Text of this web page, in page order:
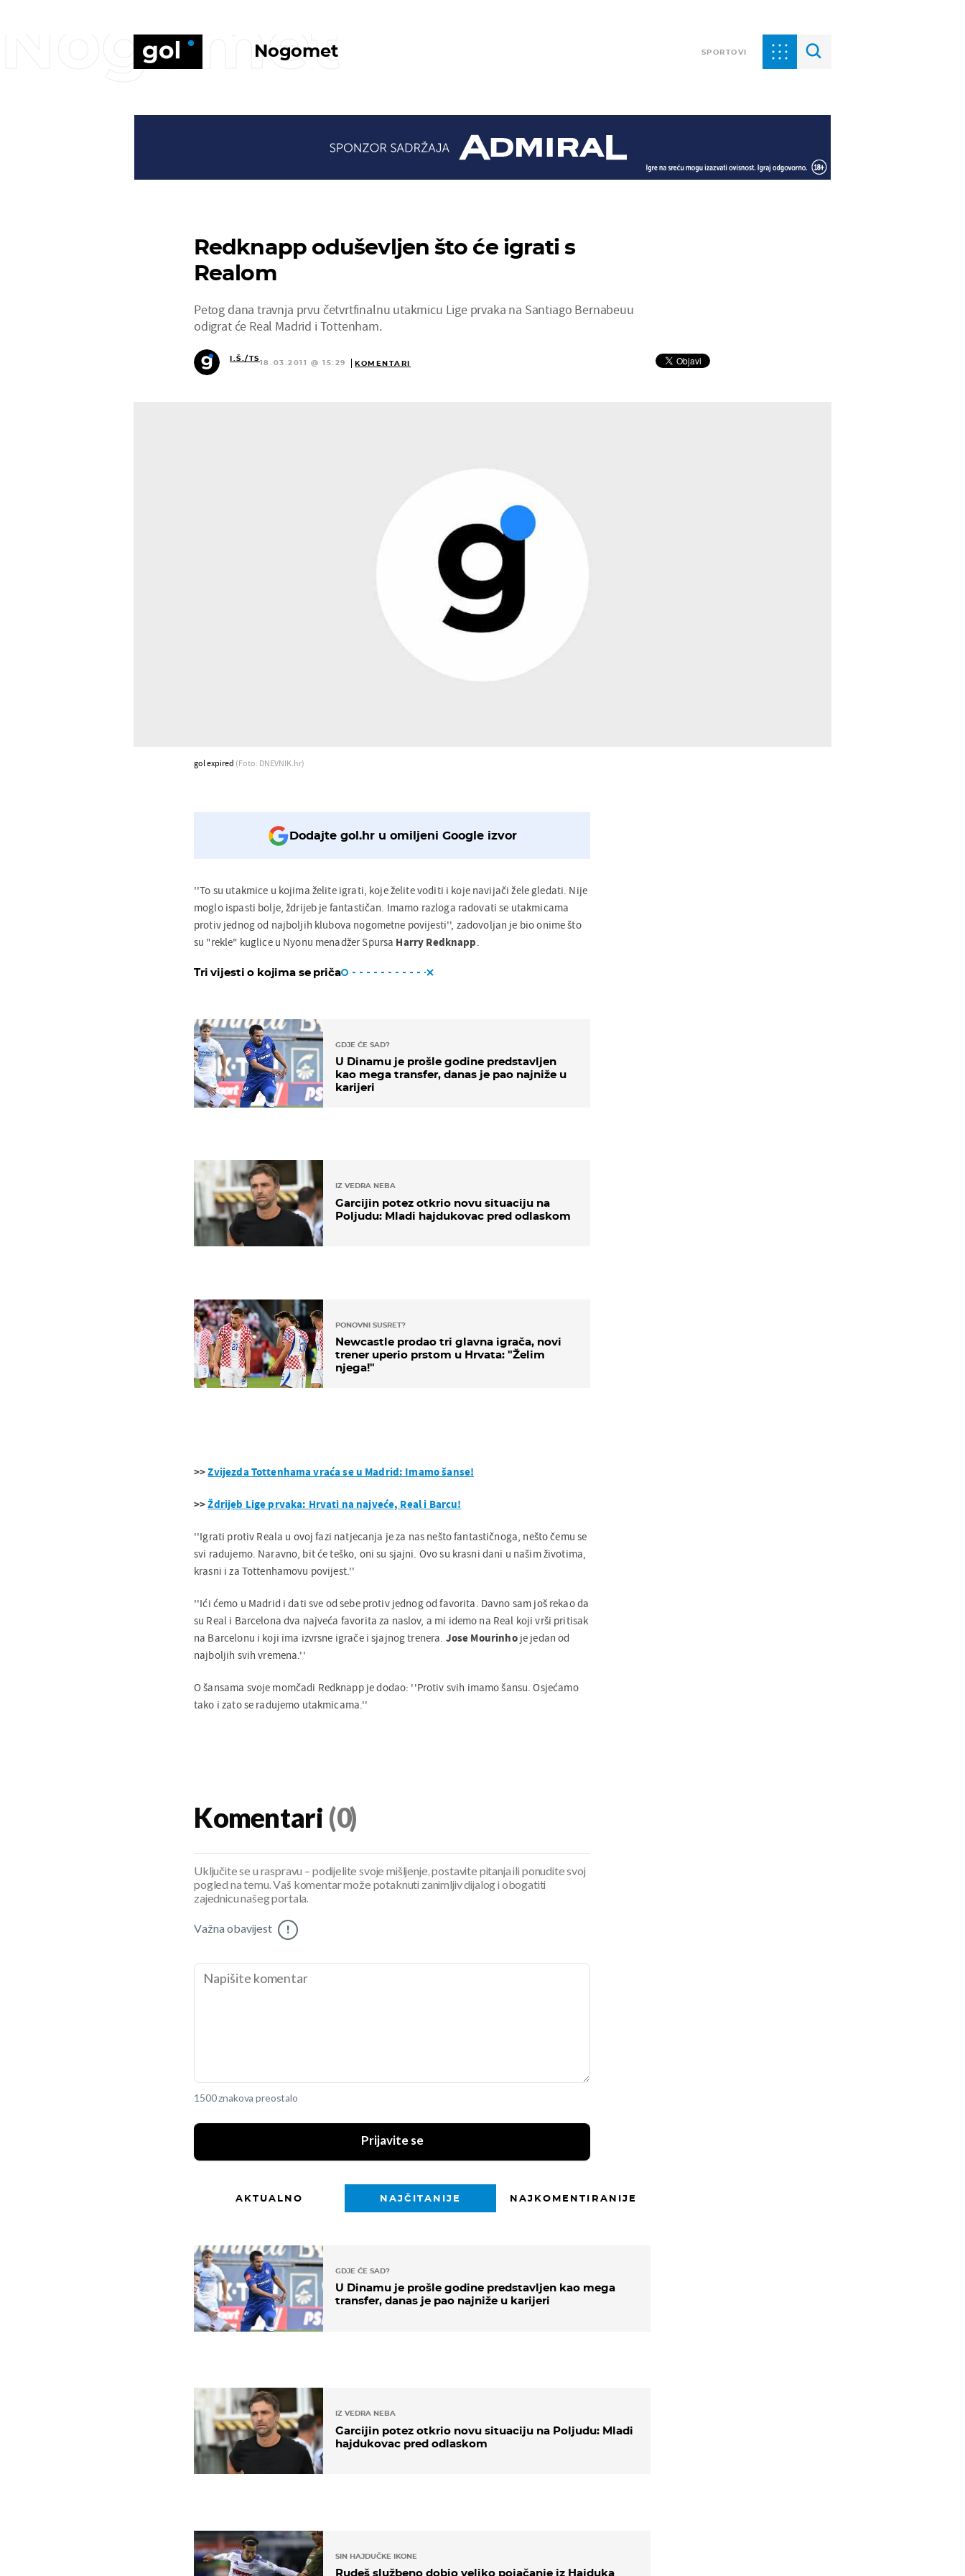
Nogomet SPORTOVI
Nogomet
Redknapp oduševljen što će igrati s
Realom
Petog dana travnja prvu četvrtfinalnu utakmicu Lige prvaka na Santiago Bernabeuu
odigrat će Real Madrid i Tottenham.
I.Š./TS
18.03.2011 @ 15:29 KOMENTARI
gol expired (Foto: DNEVNIK.hr)
Dodajte gol.hr u omiljeni Google izvor
''To su utakmice u kojima želite igrati, koje želite voditi i koje navijači žele gledati. Nije
moglo ispasti bolje, ždrijeb je fantastičan. Imamo razloga radovati se utakmicama
protiv jednog od najboljih klubova nogometne povijesti'', zadovoljan je bio onime što
su "rekle" kuglice u Nyonu menadžer Spursa Harry Redknapp.
Tri vijesti o kojima se priča
GDJE ĆE SAD?
U Dinamu je prošle godine predstavljen
kao mega transfer, danas je pao najniže u
karijeri
IZ VEDRA NEBA
Garcijin potez otkrio novu situaciju na
Poljudu: Mladi hajdukovac pred odlaskom
PONOVNI SUSRET?
Newcastle prodao tri glavna igrača, novi
trener uperio prstom u Hrvata: "Želim
njega!"
>>Zvijezda Tottenhama vraća se u Madrid: Imamo šanse!
>>Ždrijeb Lige prvaka: Hrvati na najveće, Real i Barcu!
''Igrati protiv Reala u ovoj fazi natjecanja je za nas nešto fantastičnoga, nešto čemu se
svi radujemo. Naravno, bit će teško, oni su sjajni. Ovo su krasni dani u našim životima,
krasni i za Tottenhamovu povijest.''
''Ići ćemo u Madrid i dati sve od sebe protiv jednog od favorita. Davno sam još rekao da
su Real i Barcelona dva najveća favorita za naslov, a mi idemo na Real koji vrši pritisak
na Barcelonu i koji ima izvrsne igrače i sjajnog trenera. Jose Mourinhoje jedan od
najboljih svih vremena.''
O šansama svoje momčadi Redknapp je dodao: ''Protiv svih imamo šansu. Osjećamo
tako i zato se radujemo utakmicama.''
Komentari (0)
Uključite se u raspravu – podijelite svoje mišljenje, postavite pitanja ili ponudite svoj
pogled na temu. Vaš komentar može potaknuti zanimljiv dijalog i obogatiti
zajednicu našeg portala.
Važna obavijest !
1500 znakova preostalo
Prijavite se
AKTUALNO NAJČITANIJE NAJKOMENTIRANIJE
GDJE ĆE SAD?
U Dinamu je prošle godine predstavljen kao mega
transfer, danas je pao najniže u karijeri
IZ VEDRA NEBA
Garcijin potez otkrio novu situaciju na Poljudu: Mladi
hajdukovac pred odlaskom
SIN HAJDUČKE IKONE
Rudeš službeno dobio veliko pojačanje iz Hajduka